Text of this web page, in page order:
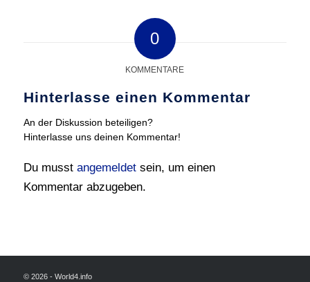
0
KOMMENTARE
Hinterlasse einen Kommentar
An der Diskussion beteiligen?
Hinterlasse uns deinen Kommentar!
Du musst angemeldetsein, um einen
Kommentar abzugeben.
© 2026 - World4.info